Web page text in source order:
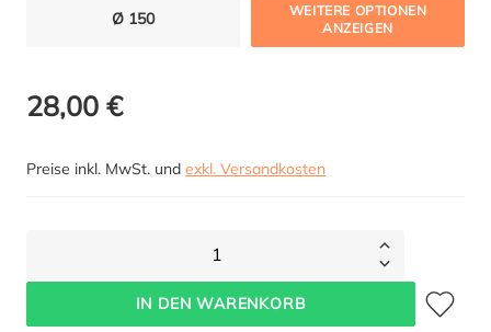
Ø 150
WEITERE OPTIONEN
ANZEIGEN
28,00 €
Preise inkl. MwSt. und exkl. Versandkosten
1
IN DEN WARENKORB
Zum